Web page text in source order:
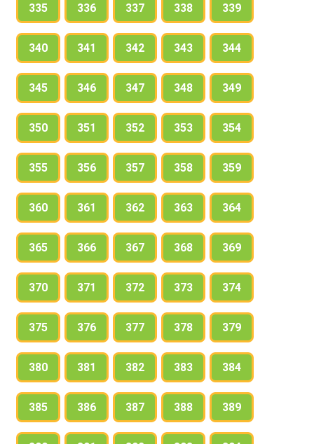
335 336 337 338 339
340 341 342 343 344
345 346 347 348 349
350 351 352 353 354
355 356 357 358 359
360 361 362 363 364
365 366 367 368 369
370 371 372 373 374
375 376 377 378 379
380 381 382 383 384
385 386 387 388 389